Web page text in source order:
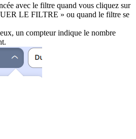
avec le filtre quand vous cliquez sur
LE FILTRE » ou quand le filtre se
un compteur indique le nombre